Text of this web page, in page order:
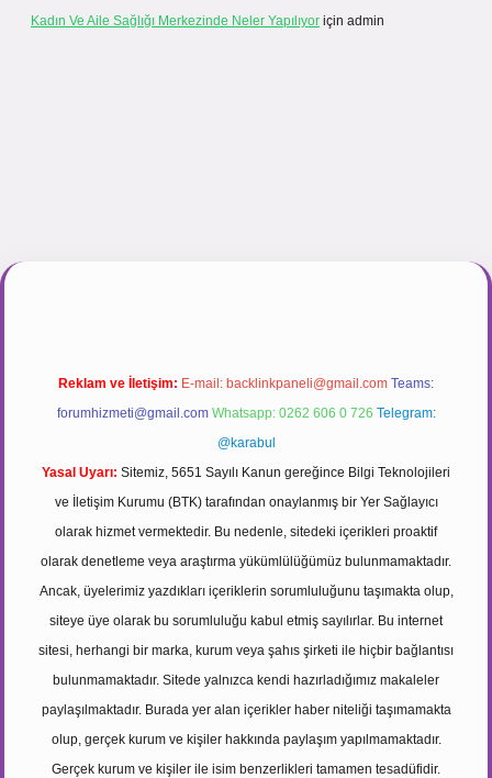
Kadın Ve Aile Sağlığı Merkezinde Neler Yapılıyor için admin
Reklam ve İletişim: E-mail: backlinkpaneli@gmail.com Teams:
forumhizmeti@gmail.com Whatsapp: 0262 606 0 726 Telegram:
@karabul
Yasal Uyarı: Sitemiz, 5651 Sayılı Kanun gereğince Bilgi Teknolojileri
ve İletişim Kurumu (BTK) tarafından onaylanmış bir Yer Sağlayıcı
olarak hizmet vermektedir. Bu nedenle, sitedeki içerikleri proaktif
olarak denetleme veya araştırma yükümlülüğümüz bulunmamaktadır.
Ancak, üyelerimiz yazdıkları içeriklerin sorumluluğunu taşımakta olup,
siteye üye olarak bu sorumluluğu kabul etmiş sayılırlar. Bu internet
sitesi, herhangi bir marka, kurum veya şahıs şirketi ile hiçbir bağlantısı
bulunmamaktadır. Sitede yalnızca kendi hazırladığımız makaleler
paylaşılmaktadır. Burada yer alan içerikler haber niteliği taşımamakta
olup, gerçek kurum ve kişiler hakkında paylaşım yapılmamaktadır.
Gerçek kurum ve kişiler ile isim benzerlikleri tamamen tesadüfidir.